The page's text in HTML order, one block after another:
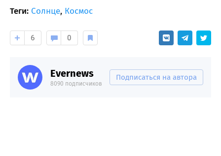
Теги: Солнце, Космос
6 0
Evernews
8090 подписчиков
Подписаться на автора